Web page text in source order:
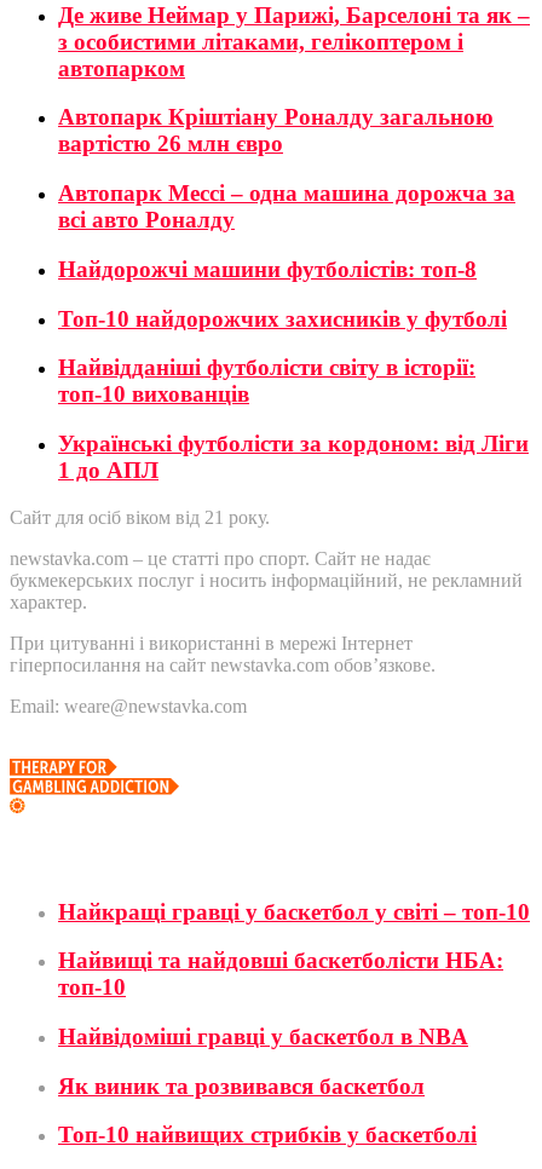
Де живе Неймар у Парижі, Барселоні та як –
з особистими літаками, гелікоптером і
автопарком
Автопарк Кріштіану Роналду загальною
вартістю 26 млн євро
Автопарк Мессі – одна машина дорожча за
всі авто Роналду
Найдорожчі машини футболістів: топ-8
Топ-10 найдорожчих захисників у футболі
Найвідданіші футболісти світу в історії:
топ-10 вихованців
Українські футболісти за кордоном: від Ліги
1 до АПЛ
Сайт для осіб віком від 21 року.
newstavka.com – це статті про спорт. Сайт не надає
букмекерських послуг і носить інформаційний, не рекламний
характер.
При цитуванні і використанні в мережі Інтернет
гіперпосилання на сайт newstavka.com обов’язкове.
Email: weare@newstavka.com
Найкращі гравці у баскетбол у світі – топ-10
Найвищі та найдовші баскетболісти НБА:
топ-10
Найвідоміші гравці у баскетбол в NBA
Як виник та розвивався баскетбол
Топ-10 найвищих стрибків у баскетболі